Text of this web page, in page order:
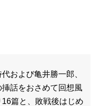
および亀井勝一郎、
話をおさめて回想風
篇と、敗戦後はじめ